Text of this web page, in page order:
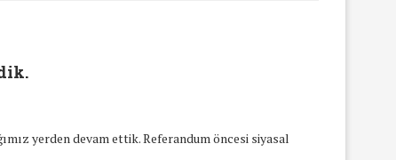
yerden devam ettik. Referandum öncesi siyasal